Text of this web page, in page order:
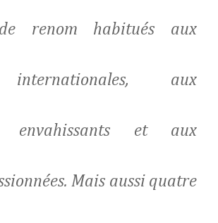
renom habitués aux
internationales, aux
envahissants et aux
Mais aussi quatre